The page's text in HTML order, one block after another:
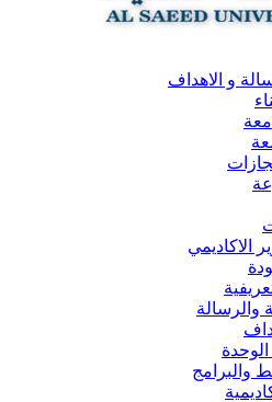
و الاهداف
الاكاديمي
والرسالة
والبرامج